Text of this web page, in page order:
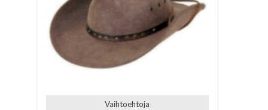
Vaihtoehtoja